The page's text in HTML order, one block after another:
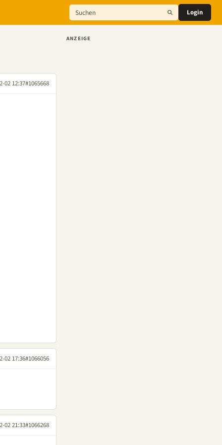
Login
02 12:37#1065668
02 17:36#1066056
02 21:33#1066268
ANZEIGE